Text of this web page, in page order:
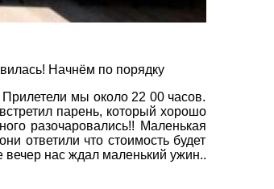
Начнём по порядку
мы около 22 00 часов.
парень, который хорошо
разочаровались!! Маленькая
ответили что стоимость будет
вечер нас ждал маленький ужин..
×